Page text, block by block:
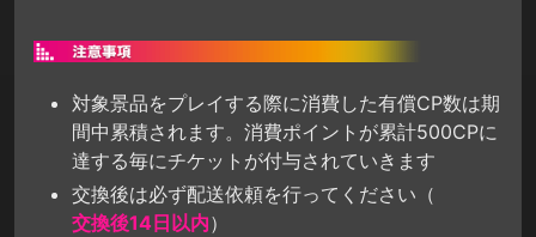
対象景品をプレイする際に消費した有償CP数は期
間中累積されます。消費ポイントが累計500CPに
達する毎にチケットが付与されていきます
交換後は必ず配送依頼を行ってください（
交換後14日以内）